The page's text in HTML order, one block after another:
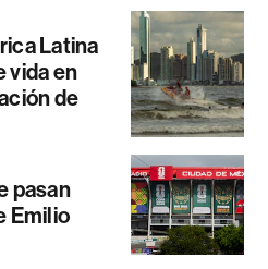
Latina
vida en
de
pasan
Emilio